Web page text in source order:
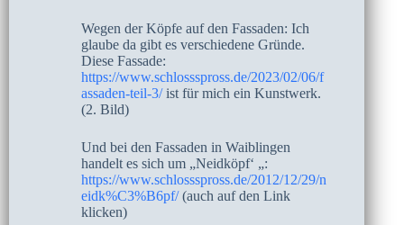
Wegen der Köpfe auf den Fassaden: Ich
glaube da gibt es verschiedene Gründe.
Diese Fassade:
https://www.schlossspross.de/2023/02/06/f
assaden-teil-3/ist für mich ein Kunstwerk.
(2. Bild)
Und bei den Fassaden in Waiblingen
handelt es sich um „Neidköpf‘ „:
https://www.schlossspross.de/2012/12/29/n
eidk%C3%B6pf/(auch auf den Link
klicken)